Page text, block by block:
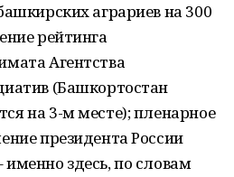
аграриев на 300
рейтинга
Агентства
(Башкортостан
на 3-м месте); пленарное
президента России
здесь, по словам